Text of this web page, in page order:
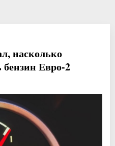
насколько
бензин Евро-2